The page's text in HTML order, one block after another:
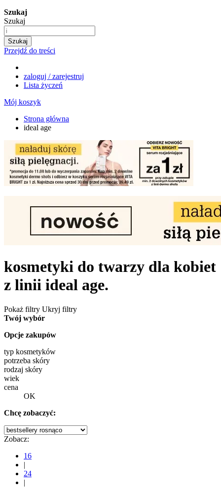
Szukaj
Szukaj
Szukaj
Przejdź do treści
zaloguj / zarejestruj
Lista życzeń
Mój koszyk
Strona główna
ideal age
kosmetyki do twarzy dla kobiet
z linii ideal age.
Pokaż filtry Ukryj filtry
Twój wybór
Opcje zakupów
typ kosmetyków
potrzeba skóry
rodzaj skóry
wiek
cena
OK
Chcę zobaczyć:
Zobacz:
16
|
24
|